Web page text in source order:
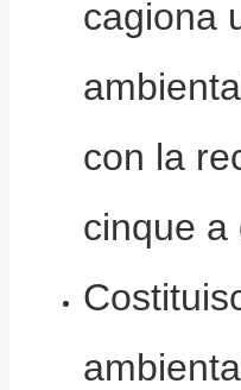
cagiona
con la
cinque a